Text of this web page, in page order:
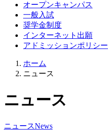
オープンキャンパス
一般入試
奨学金制度
インターネット出願
アドミッションポリシー
ホーム
ニュース
ニュース
ニュースNews